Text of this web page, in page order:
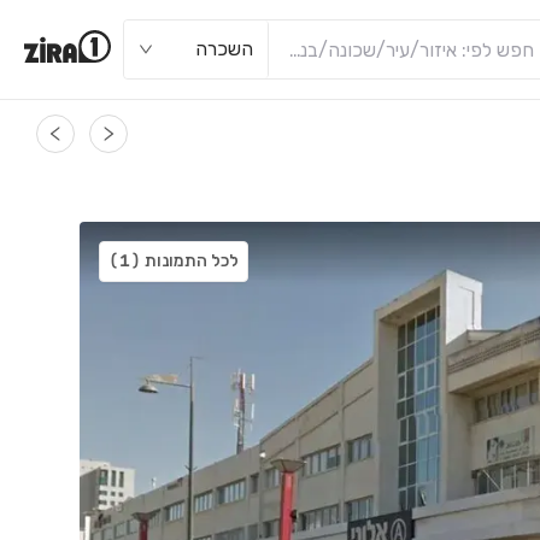
השכרה
לכל התמונות (1)